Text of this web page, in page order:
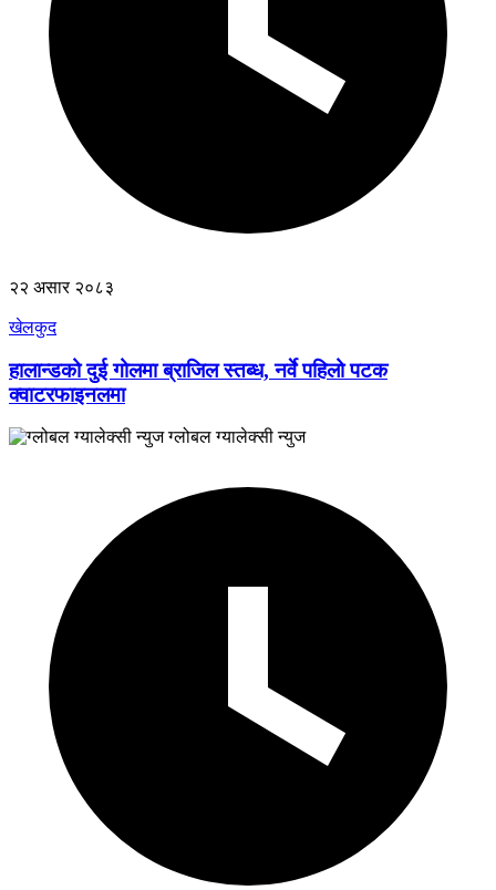
२२ असार २०८३
खेलकुद
हालान्डको दुई गोलमा ब्राजिल स्तब्ध, नर्वे पहिलो पटक
क्वाटरफाइनलमा
ग्लोबल ग्यालेक्सी न्युज